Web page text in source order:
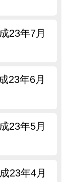
23年7月
23年6月
23年5月
23年4月